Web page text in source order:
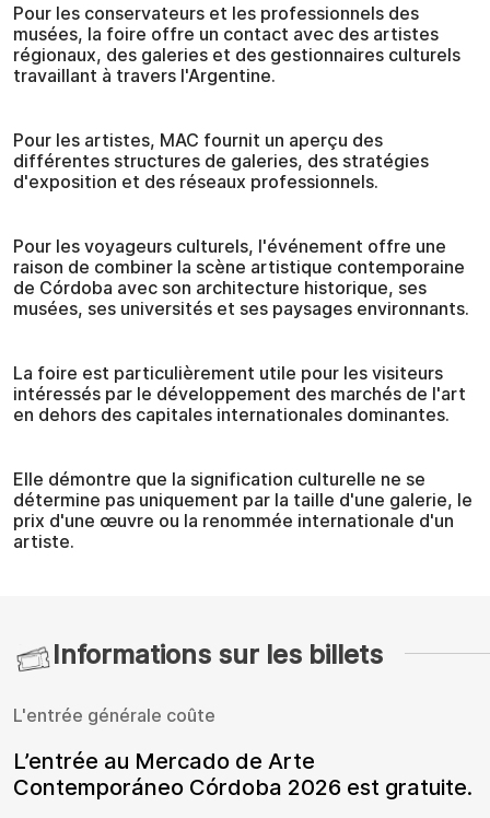
Pour les conservateurs et les professionnels des
musées, la foire offre un contact avec des artistes
régionaux, des galeries et des gestionnaires culturels
travaillant à travers l'Argentine.
Pour les artistes, MAC fournit un aperçu des
différentes structures de galeries, des stratégies
d'exposition et des réseaux professionnels.
Pour les voyageurs culturels, l'événement offre une
raison de combiner la scène artistique contemporaine
de Córdoba avec son architecture historique, ses
musées, ses universités et ses paysages environnants.
La foire est particulièrement utile pour les visiteurs
intéressés par le développement des marchés de l'art
en dehors des capitales internationales dominantes.
Elle démontre que la signification culturelle ne se
détermine pas uniquement par la taille d'une galerie, le
prix d'une œuvre ou la renommée internationale d'un
artiste.
Informations sur les billets
L'entrée générale coûte
L’entrée au Mercado de Arte
Contemporáneo Córdoba 2026 est gratuite.